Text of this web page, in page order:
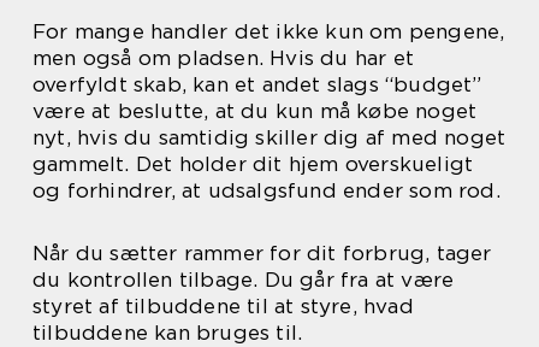
For mange handler det ikke kun om pengene,
men også om pladsen. Hvis du har et
overfyldt skab, kan et andet slags “budget”
være at beslutte, at du kun må købe noget
nyt, hvis du samtidig skiller dig af med noget
gammelt. Det holder dit hjem overskueligt
og forhindrer, at udsalgsfund ender som rod.
Når du sætter rammer for dit forbrug, tager
du kontrollen tilbage. Du går fra at være
styret af tilbuddene til at styre, hvad
tilbuddene kan bruges til.